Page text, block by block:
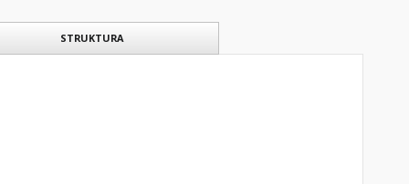
STRUKTURA